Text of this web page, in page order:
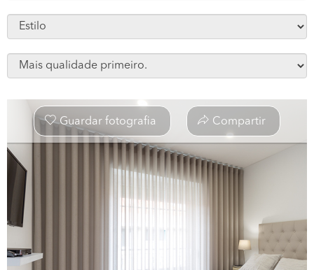
Guardar fotografia Compartir